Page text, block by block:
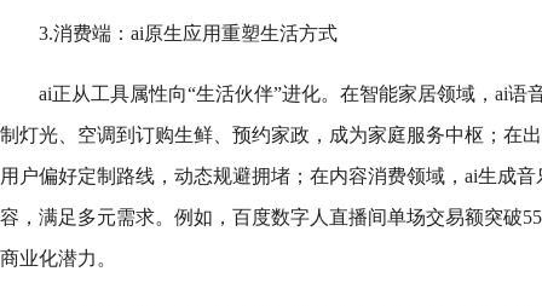
3.消费端：ai原生应用重塑生活方式
ai正从工具属性向“生活伙伴”进化。在智能家居领域，ai语
制灯光、空调到订购生鲜、预约家政，成为家庭服务中枢；在
用户偏好定制路线，动态规避拥堵；在内容消费领域，ai生成
容，满足多元需求。例如，百度数字人直播间单场交易额突破
商业化潜力。